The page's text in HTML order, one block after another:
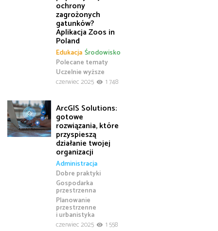
ochrony
zagrożonych
gatunków?
Aplikacja Zoos in
Poland
Edukacja
Polecane tematy
Środowisko
Uczelnie wyższe
czerwiec 2025
1 748
ArcGIS Solutions:
gotowe
rozwiązania, które
przyspieszą
działanie twojej
organizacji
Administracja
Dobre praktyki
Gospodarka
przestrzenna
Planowanie
przestrzenne
i urbanistyka
czerwiec 2025
1 558